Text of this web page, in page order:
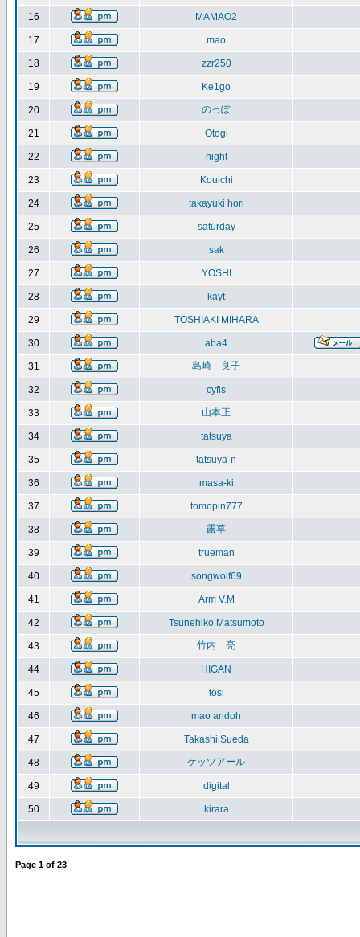
16 MAMAO2
17 mao
18 zzr250
19 Ke1go
20 のっぽ
21 Otogi
22 hight
23 Kouichi
24 takayuki hori
25 saturday
26 sak
27 YOSHI
28 kayt
29 TOSHIAKI MIHARA
30 aba4
31 島崎 良子
32 cyfis
33 山本正
34 tatsuya
35 tatsuya-n
36 masa-ki
37 tomopin777
38 露草
39 trueman
40 songwolf69
41 Arm V.M
42 Tsunehiko Matsumoto
43 竹内 亮
44 HIGAN
45 tosi
46 mao andoh
47 Takashi Sueda
48 ケッツアール
49 digital
50 kirara
Page 1 of 23